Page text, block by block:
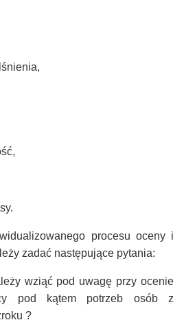
procesu oceny i
zadać następujące pytania:
wziąć pod uwagę przy ocenie
pod kątem potrzeb osób z
?